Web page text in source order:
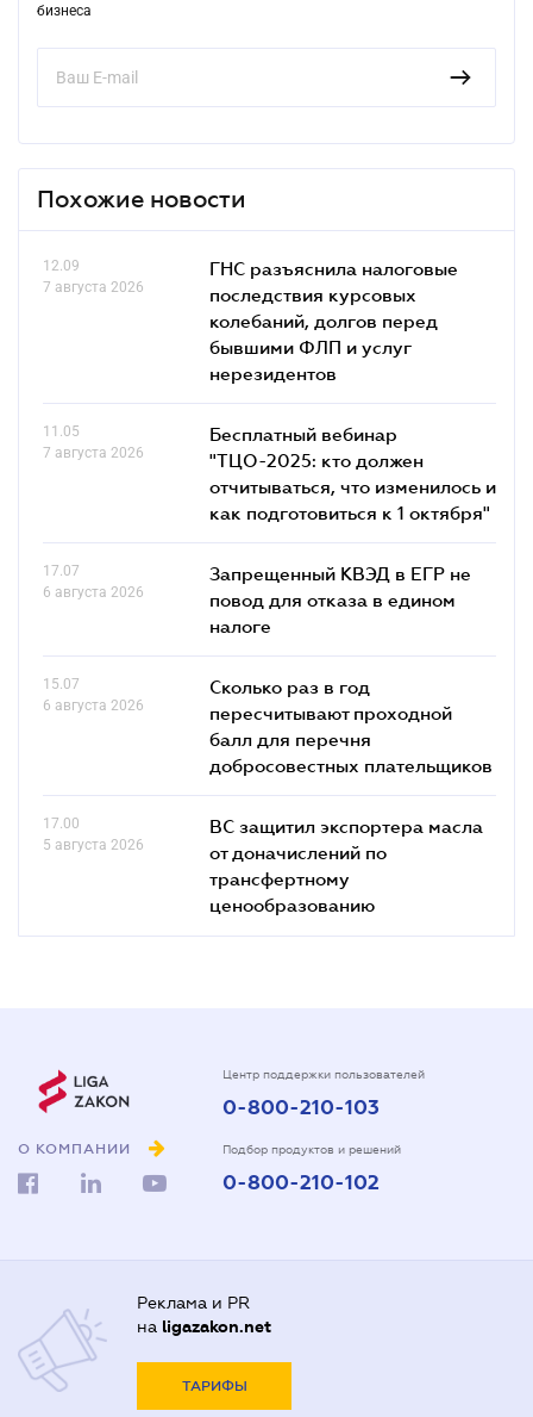
бизнеса
Похожие новости
12.09
7 августа 2026
ГНС разъяснила налоговые
последствия курсовых
колебаний, долгов перед
бывшими ФЛП и услуг
нерезидентов
11.05
7 августа 2026
Бесплатный вебинар
"ТЦО-2025: кто должен
отчитываться, что изменилось и
как подготовиться к 1 октября"
17.07
6 августа 2026
Запрещенный КВЭД в ЕГР не
повод для отказа в едином
налоге
15.07
6 августа 2026
Сколько раз в год
пересчитывают проходной
балл для перечня
добросовестных плательщиков
17.00
5 августа 2026
ВС защитил экспортера масла
от доначислений по
трансфертному
ценообразованию
О КОМПАНИИ
Центр поддержки пользователей
0-800-210-103
Подбор продуктов и решений
0-800-210-102
Реклама и PR
на ligazakon.net
ТАРИФЫ